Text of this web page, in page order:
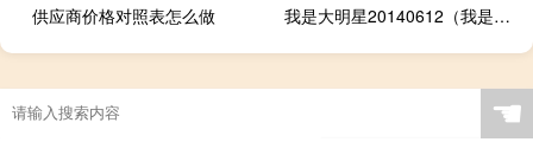
供应商价格对照表怎么做
我是大明星20140612（我是大明星2014）
水龙头声音大是什么原因导致的
☚